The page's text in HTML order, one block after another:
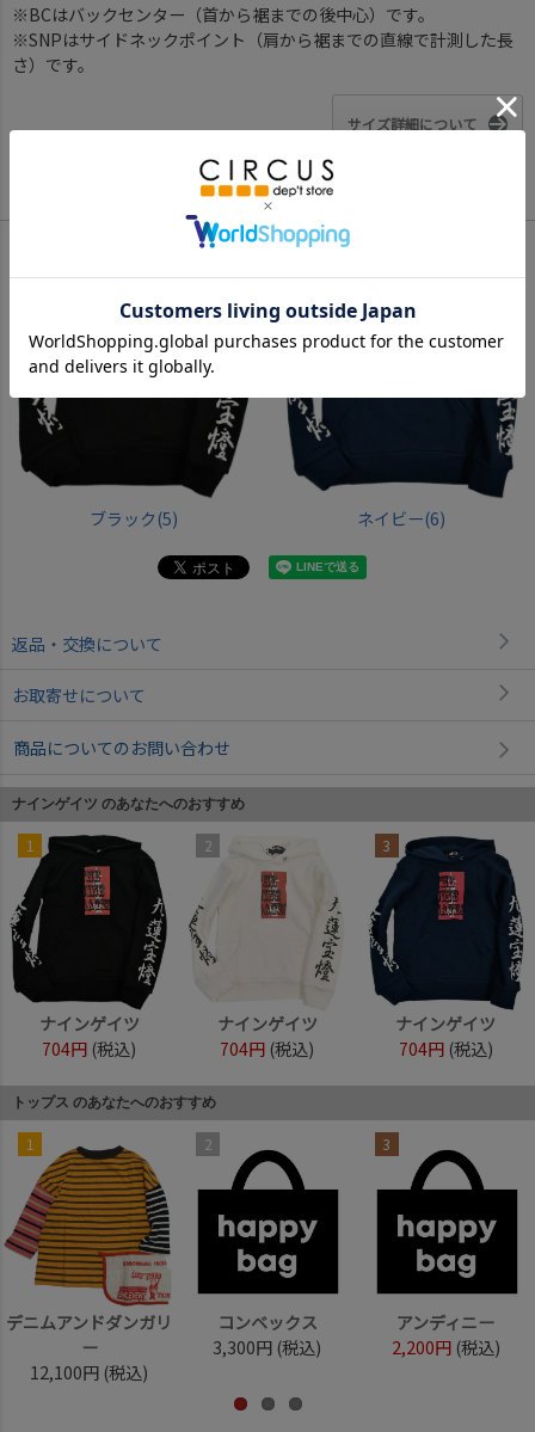
※BCはバックセンター（首から裾までの後中心）です。
※SNPはサイドネックポイント（肩から裾までの直線で計測した長
さ）です。
サイズ詳細について
ブラック(5) ネイビー(6)
返品・交換について
お取寄せについて
商品についてのお問い合わせ
ナインゲイツ のあなたへのおすすめ
1
ナインゲイツ
704円 (税込)
2
ナインゲイツ
704円 (税込)
3
ナインゲイツ
704円 (税込)
トップス のあなたへのおすすめ
1
デニムアンドダンガリ
ー
12,100円 (税込)
2
コンベックス
3,300円 (税込)
3
アンディニー
2,200円 (税込)